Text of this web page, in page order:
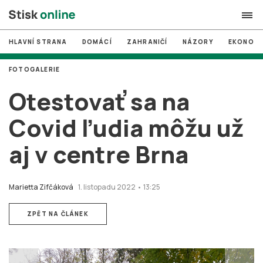
search
# MUNI
# Brno
# volby
login PŘIHLÁSIT SE
HLAVNÍ STRANA DOMÁCÍ ZAHRANIČÍ NÁZORY
Otestovať sa na
Covid ľudia môžu už
aj v centre Brna
Marietta Zifčáková 1. listopadu 2022 • 13:25
FOTOGALERIE
ZPĚT NA ČLÁNEK